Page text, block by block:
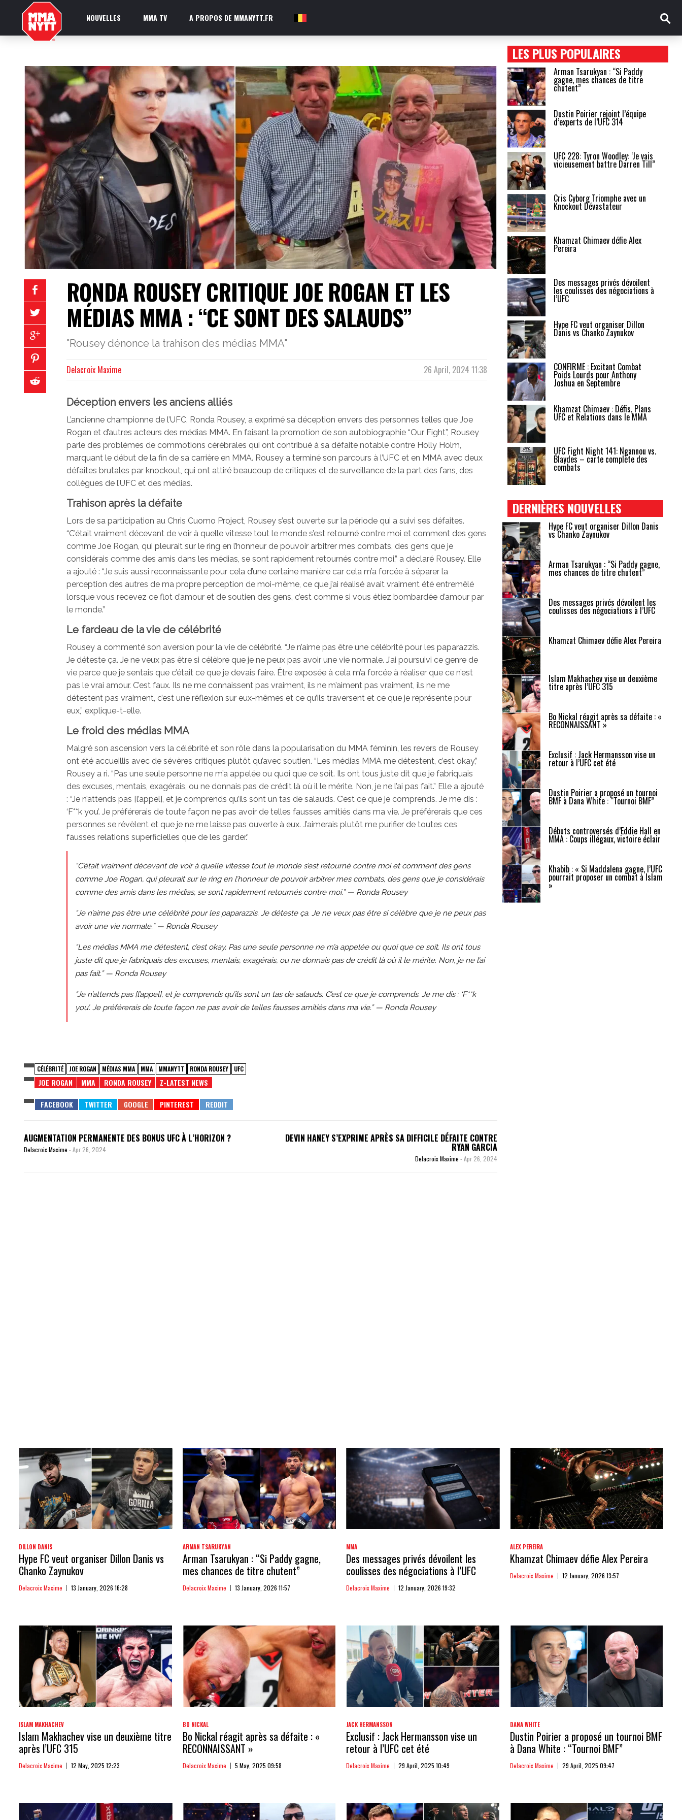
NOUVELLES MMA TV A PROPOS DE MMANYTT.FR FR
RONDA ROUSEY CRITIQUE JOE ROGAN ET LES
MÉDIAS MMA : “CE SONT DES SALAUDS”
"Rousey dénonce la trahison des médias MMA"
26 April, 2024 11:38
Delacroix Maxime
Déception envers les anciens alliés
L’ancienne championne de l’UFC, Ronda Rousey, a exprimé sa déception envers des personnes telles que Joe
Rogan et d’autres acteurs des médias MMA. En faisant la promotion de son autobiographie “Our Fight”, Rousey
parle des problèmes de commotions cérébrales qui ont contribué à sa défaite notable contre Holly Holm,
marquant le début de la fin de sa carrière en MMA. Rousey a terminé son parcours à l’UFC et en MMA avec deux
défaites brutales par knockout, qui ont attiré beaucoup de critiques et de surveillance de la part des fans, des
collègues de l’UFC et des médias.
Trahison après la défaite
Lors de sa participation au Chris Cuomo Project, Rousey s’est ouverte sur la période qui a suivi ses défaites.
“C’était vraiment décevant de voir à quelle vitesse tout le monde s’est retourné contre moi et comment des gens
comme Joe Rogan, qui pleurait sur le ring en l’honneur de pouvoir arbitrer mes combats, des gens que je
considérais comme des amis dans les médias, se sont rapidement retournés contre moi,” a déclaré Rousey. Elle
a ajouté : “Je suis aussi reconnaissante pour cela d’une certaine manière car cela m’a forcée à séparer la
perception des autres de ma propre perception de moi-même, ce que j’ai réalisé avait vraiment été entremêlé
lorsque vous recevez ce flot d’amour et de soutien des gens, c’est comme si vous étiez bombardée d’amour par
le monde.”
Le fardeau de la vie de célébrité
Rousey a commenté son aversion pour la vie de célébrité. “Je n’aime pas être une célébrité pour les paparazzis.
Je déteste ça. Je ne veux pas être si célèbre que je ne peux pas avoir une vie normale. J’ai poursuivi ce genre de
vie parce que je sentais que c’était ce que je devais faire. Être exposée à cela m’a forcée à réaliser que ce n’est
pas le vrai amour. C’est faux. Ils ne me connaissent pas vraiment, ils ne m’aiment pas vraiment, ils ne me
détestent pas vraiment, c’est une réflexion sur eux-mêmes et ce qu’ils traversent et ce que je représente pour
eux,” explique-t-elle.
Le froid des médias MMA
Malgré son ascension vers la célébrité et son rôle dans la popularisation du MMA féminin, les revers de Rousey
ont été accueillis avec de sévères critiques plutôt qu’avec soutien. “Les médias MMA me détestent, c’est okay,”
Rousey a ri. “Pas une seule personne ne m’a appelée ou quoi que ce soit. Ils ont tous juste dit que je fabriquais
des excuses, mentais, exagérais, ou ne donnais pas de crédit là où il le mérite. Non, je ne l’ai pas fait.” Elle a ajouté
: “Je n’attends pas [l’appel], et je comprends qu’ils sont un tas de salauds. C’est ce que je comprends. Je me dis :
‘F**k you’. Je préférerais de toute façon ne pas avoir de telles fausses amitiés dans ma vie. Je préférerais que ces
personnes se révèlent et que je ne me laisse pas ouverte à eux. J’aimerais plutôt me purifier de toutes ces
fausses relations superficielles que de les garder.”
“C’était vraiment décevant de voir à quelle vitesse tout le monde s’est retourné contre moi et comment des gens
comme Joe Rogan, qui pleurait sur le ring en l’honneur de pouvoir arbitrer mes combats, des gens que je considérais
comme des amis dans les médias, se sont rapidement retournés contre moi.” — Ronda Rousey
“Je n’aime pas être une célébrité pour les paparazzis. Je déteste ça. Je ne veux pas être si célèbre que je ne peux pas
avoir une vie normale.” — Ronda Rousey
“Les médias MMA me détestent, c’est okay. Pas une seule personne ne m’a appelée ou quoi que ce soit. Ils ont tous
juste dit que je fabriquais des excuses, mentais, exagérais, ou ne donnais pas de crédit là où il le mérite. Non, je ne l’ai
pas fait.” — Ronda Rousey
“Je n’attends pas [l’appel], et je comprends qu’ils sont un tas de salauds. C’est ce que je comprends. Je me dis : ‘F**k
you’. Je préférerais de toute façon ne pas avoir de telles fausses amitiés dans ma vie.” — Ronda Rousey
CÉLÉBRITÉ JOE ROGAN MÉDIAS MMA MMA MMANYTT RONDA ROUSEY UFC
JOE ROGAN MMA RONDA ROUSEY Z-LATEST NEWS
AUGMENTATION PERMANENTE DES BONUS UFC À L’HORIZON ?
Delacroix Maxime - Apr 26, 2024
DEVIN HANEY S’EXPRIME APRÈS SA DIFFICILE DÉFAITE CONTRE
RYAN GARCIA
Delacroix Maxime - Apr 26, 2024
LES PLUS POPULAIRES
Arman Tsarukyan : “Si Paddy
gagne, mes chances de titre
chutent”
Dustin Poirier rejoint l’équipe
d’experts de l’UFC 314
UFC 228: Tyron Woodley: ‘Je vais
vicieusement battre Darren Till”
Cris Cyborg Triomphe avec un
Knockout Dévastateur
Khamzat Chimaev défie Alex
Pereira
Des messages privés dévoilent
les coulisses des négociations à
l’UFC
Hype FC veut organiser Dillon
Danis vs Chanko Zaynukov
CONFIRMÉ : Excitant Combat
Poids Lourds pour Anthony
Joshua en Septembre
Khamzat Chimaev : Défis, Plans
UFC et Relations dans le MMA
UFC Fight Night 141: Ngannou vs.
Blaydes – carte complète des
combats
DERNIÈRES NOUVELLES
Hype FC veut organiser Dillon Danis
vs Chanko Zaynukov
Arman Tsarukyan : “Si Paddy gagne,
mes chances de titre chutent”
Des messages privés dévoilent les
coulisses des négociations à l’UFC
Khamzat Chimaev défie Alex Pereira
Islam Makhachev vise un deuxième
titre après l’UFC 315
Bo Nickal réagit après sa défaite : «
RECONNAISSANT »
Exclusif : Jack Hermansson vise un
retour à l’UFC cet été
Dustin Poirier a proposé un tournoi
BMF à Dana White : “Tournoi BMF”
Débuts controversés d’Eddie Hall en
MMA : Coups illégaux, victoire éclair
Khabib : « Si Maddalena gagne, l’UFC
pourrait proposer un combat à Islam
»
DILLON DANIS
Hype FC veut organiser Dillon Danis vs
Chanko Zaynukov
Delacroix Maxime 13 January, 2026 16:28
ARMAN TSARUKYAN
Arman Tsarukyan : “Si Paddy gagne,
mes chances de titre chutent”
Delacroix Maxime 13 January, 2026 11:57
MMA
Des messages privés dévoilent les
coulisses des négociations à l’UFC
Delacroix Maxime 12 January, 2026 19:32
ALEX PEREIRA
Khamzat Chimaev défie Alex Pereira
Delacroix Maxime 12 January, 2026 13:57
ISLAM MAKHACHEV
Islam Makhachev vise un deuxième titre
après l’UFC 315
Delacroix Maxime 12 May, 2025 12:23
BO NICKAL
Bo Nickal réagit après sa défaite : «
RECONNAISSANT »
Delacroix Maxime 5 May, 2025 09:58
JACK HERMANSSON
Exclusif : Jack Hermansson vise un
retour à l’UFC cet été
Delacroix Maxime 29 April, 2025 10:49
DANA WHITE
Dustin Poirier a proposé un tournoi BMF
à Dana White : “Tournoi BMF”
Delacroix Maxime 29 April, 2025 09:47